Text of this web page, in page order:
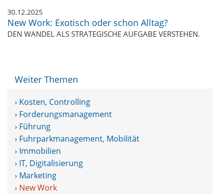
30.12.2025
New Work: Exotisch oder schon Alltag?
DEN WANDEL ALS STRATEGISCHE AUFGABE VERSTEHEN.
Weiter Themen
› Kosten, Controlling
› Forderungsmanagement
› Führung
› Fuhrparkmanagement, Mobilität
› Immobilien
› IT, Digitalisierung
› Marketing
› New Work